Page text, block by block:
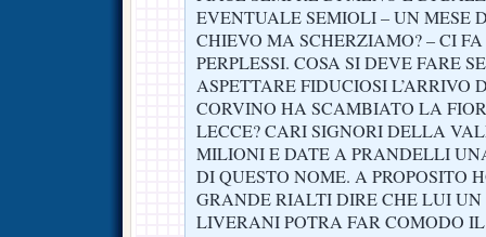
EVENTUALE SEMIOLI – UN MESE
CHIEVO MA SCHERZIAMO? – CI
PERPLESSI. COSA SI DEVE FARE
ASPETTARE FIDUCIOSI L’ARRIVO
CORVINO HA SCAMBIATO LA
LECCE? CARI SIGNORI DELLA
MILIONI E DATE A PRANDELLI
DI QUESTO NOME. A PROPOSITO
GRANDE RIALTI DIRE CHE LUI UN
LIVERANI POTRA FAR COMODO